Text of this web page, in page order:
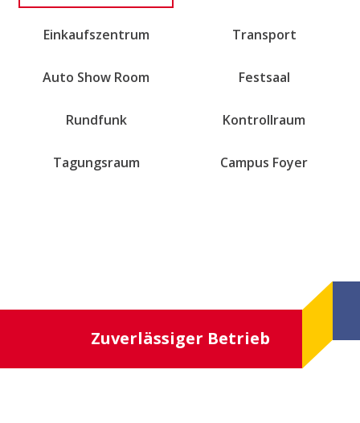
Einkaufszentrum Transport
Auto Show Room Festsaal
Rundfunk Kontrollraum
Tagungsraum Campus Foyer
Zuverlässiger Betrieb